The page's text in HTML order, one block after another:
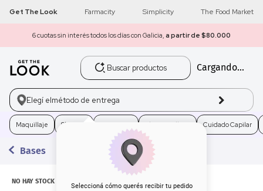
Get The Look Farmacity Simplicity The Food Market
6 cuotas sin interés todos los días con Galicia, a partir de $80.000
Buscar productos
Cargando...
Elegí elmétodo de entrega
Seleccioná cómo querés recibir tu pedido
Maquillaje Skincare Electro Belleza Cuidado Capilar
Bases
NO HAY STOCK
1 get the look
2 máscara pestañas
loreal
4. brochas
5. corrector